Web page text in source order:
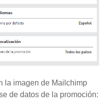
la imagen de Mailchimp
de datos de la promoción: